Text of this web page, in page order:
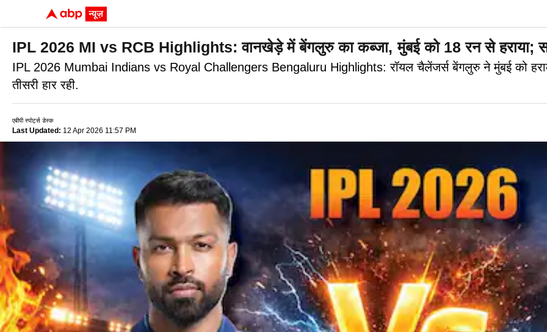
IPL 2026 MI vs RCB Highlights: वानखेड़े में बेंगलुरु का कब्जा, मुंबई को 18 रन से हराया;
IPL 2026 Mumbai Indians vs Royal Challengers Bengaluru Highlights: रॉयल चैलेंजर्स बेंगलुरु ने मुंबई को
तीसरी हार रही.
एबीपी स्पोर्ट्स डेस्क
Last Updated: 12 Apr 2026 11:57 PM